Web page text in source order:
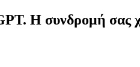
Η συνδρομή σας